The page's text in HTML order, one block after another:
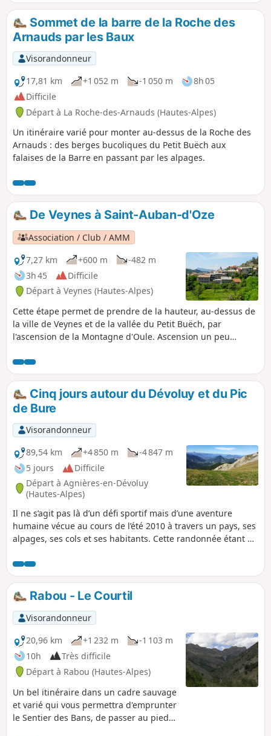
l'ensemble des montagnes alentours (massifs du Dévoluy et
des Baronnies provençales, montagne d'Aujour) se déploie
sur 360°.Sommet de la barre de la Roche des
Arnauds par les Baux
Visorandonneur
17,81 km
+1 052 m -1 050 m
8h 05
Difficile
Départ à La Roche-des-Arnauds (Hautes-Alpes)
Un itinéraire varié pour monter au-dessus de la Roche des
Arnauds : des berges bucoliques du Petit Buëch aux
falaises de la Barre en passant par les alpages.
De Veynes à Saint-Auban-d'Oze
Association / Club / AMM
7,27 km
+600 m
-482 m
3h 45
Difficile
Départ à Veynes (Hautes-Alpes)
Cette étape permet de prendre de la hauteur, au-dessus de
la ville de Veynes et de la vallée du Petit Buëch, par
l'ascension de la Montagne d'Oule. Ascension un peu
ensoleillement. Possibilité de grimper au sommet de la
Montagne d'Oule, le panorama sur l'ensemble des
montagnes alentours se déploie sur 360° : montagnes des
Baronnies provençales, d'Aujour, massif du Dévoluy. La
traversée du Val d'Oze est une étape assez sauvage.
Cinq jours autour du Dévoluy et du Pic
de Bure
Visorandonneur
89,54 km
+4 850 m
-4 847 m
5 jours
Difficile
Départ à Agnières-en-Dévoluy
(Hautes-Alpes)
Il ne s’agit pas là d’un défi sportif mais d’une aventure
humaine vécue au cours de l’été 2010 à travers un pays, ses
alpages, ses cols et ses habitants. Cette randonnée étant en
de changer de sens.
Rabou - Le Courtil
Visorandonneur
20,96 km
+1 232 m
-1 103 m
10h
Très difficile
Départ à Rabou (Hautes-Alpes)
Un bel itinéraire dans un cadre sauvage
et varié qui vous permettra d'emprunter
le Sentier des Bans, de passer au pied